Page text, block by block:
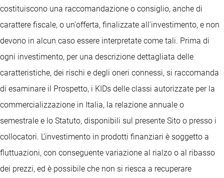
costituiscono una raccomandazione o consiglio, anche di
carattere fiscale, o un'offerta, finalizzate all'investimento, e non
devono in alcun caso essere interpretate come tali. Prima di
ogni investimento, per una descrizione dettagliata delle
caratteristiche, dei rischi e degli oneri connessi, si raccomanda
di esaminare il Prospetto, i KIDs delle classi autorizzate per la
commercializzazione in Italia, la relazione annuale o
semestrale e lo Statuto, disponibili sul presente Sito o presso i
collocatori. L’investimento in prodotti finanziari è soggetto a
fluttuazioni, con conseguente variazione al rialzo o al ribasso
dei prezzi, ed è possibile che non si riesca a recuperare